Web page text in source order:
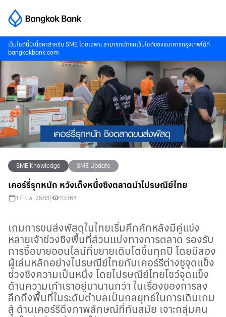
เว็บไซต์นี้มีเนื้อหาสำหรับ SME โดยเฉพาะ สามารถเข้าชมเว็บไซต์ของธนาคารกรุงเทพได้ที่
bangkokbank.com
SME Knowledge SME Update
เคอร์รี่รุกหนัก หวังเต็งหนึ่งชิงตลาดนำไปรษณีย์ไทย
17 ก.พ. 2563 10364
เกมการขนส่งพัสดุในไทยเริ่มคึกคักหลังมีคู่แข่ง
หลายเจ้าช่วงชิงพื้นที่ส่วนแบ่งทางการตลาด รองรับ
การซื้อขายออนไลน์ที่ขยายเติบโตขึ้นทุกปี โดยมีสอง
ผู้เล่นหลักอย่างไปรษณีย์ไทยกับเคอร์รีต่างชูจุดแข็ง
ช่วงชิงความเป็นหนึ่ง โดยไปรษณีย์ไทยโชว์จุดแข็ง
ด้านความเก๋าเราอยู่มานานกว่า ในเรื่องของการลง
ลึกถึงพื้นที่ในระดับตำบลเป็นกลยุทธ์ในการเดินเกม
สู้ ด้านเคอร์รีดึงภาพลักษณ์ที่ทันสมัย เจาะกลุ่มคน